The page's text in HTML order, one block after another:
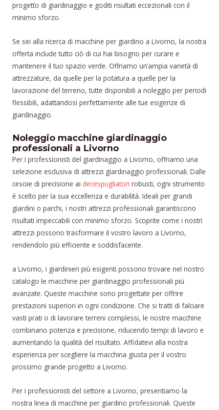
progetto di giardinaggio e goditi risultati eccezionali con il
minimo sforzo.
Se sei alla ricerca di macchine per giardino a Livorno, la nostra
offerta include tutto ciò di cui hai bisogno per curare e
mantenere il tuo spazio verde. Offriamo un’ampia varietà di
attrezzature, da quelle per la potatura a quelle per la
lavorazione del terreno, tutte disponibili a noleggio per periodi
flessibili, adattandosi perfettamente alle tue esigenze di
giardinaggio.
Noleggio macchine giardinaggio
professionali a Livorno
Per i professionisti del giardinaggio a Livorno, offriamo una
selezione esclusiva di attrezzi giardinaggio professionali. Dalle
cesoie di precisione ai decespugliatori robusti, ogni strumento
è scelto per la sua eccellenza e durabilità. Ideali per grandi
giardini o parchi, i nostri attrezzi professionali garantiscono
risultati impeccabili con minimo sforzo. Scoprite come i nostri
attrezzi possono trasformare il vostro lavoro a Livorno,
rendendolo più efficiente e soddisfacente.
a Livorno, i giardinieri più esigenti possono trovare nel nostro
catalogo le macchine per giardinaggio professionali più
avanzate. Queste macchine sono progettate per offrire
prestazioni superiori in ogni condizione. Che si tratti di falciare
vasti prati o di lavorare terreni complessi, le nostre macchine
combinano potenza e precisione, riducendo tempi di lavoro e
aumentando la qualità del risultato. Affidatevi alla nostra
esperienza per scegliere la macchina giusta per il vostro
prossimo grande progetto a Livorno.
Per i professionisti del settore a Livorno, presentiamo la
nostra linea di macchine per giardino professionali. Queste